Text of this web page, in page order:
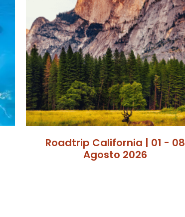
Roadtrip California | 01 - 08
Agosto 2026